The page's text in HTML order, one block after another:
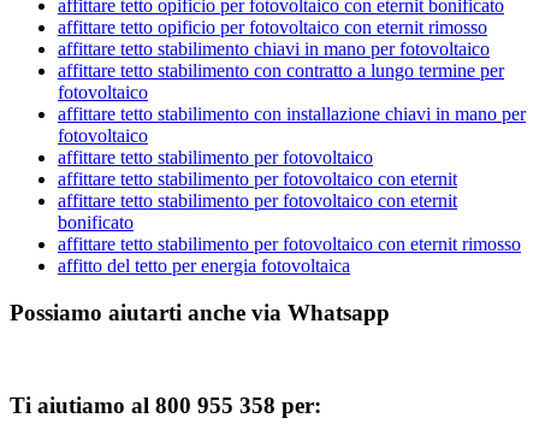
affittare tetto opificio per fotovoltaico con eternit bonificato
affittare tetto opificio per fotovoltaico con eternit rimosso
affittare tetto stabilimento chiavi in mano per fotovoltaico
affittare tetto stabilimento con contratto a lungo termine per
fotovoltaico
affittare tetto stabilimento con installazione chiavi in mano per
fotovoltaico
affittare tetto stabilimento per fotovoltaico
affittare tetto stabilimento per fotovoltaico con eternit
affittare tetto stabilimento per fotovoltaico con eternit
bonificato
affittare tetto stabilimento per fotovoltaico con eternit rimosso
affitto del tetto per energia fotovoltaica
Possiamo aiutarti anche via Whatsapp
Ti aiutiamo al 800 955 358 per: